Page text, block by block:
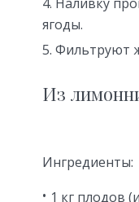
ягоды.
Фильтруют
Из
Ингредиенты:
1 кг плодов